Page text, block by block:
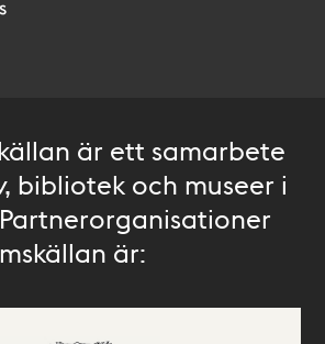
är ett samarbete
bibliotek och museer i
är: